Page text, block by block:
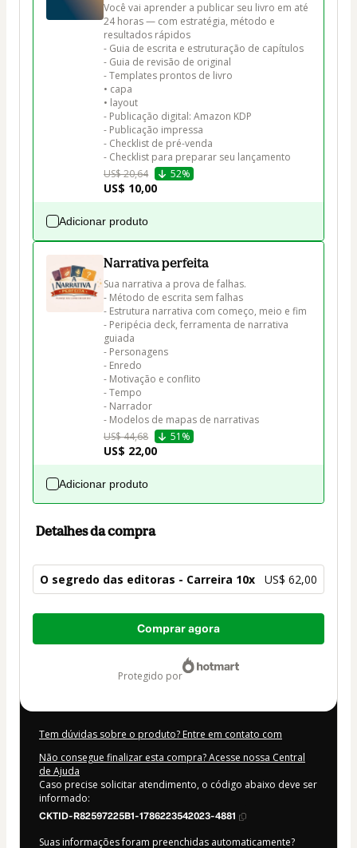
Você vai aprender a publicar seu livro em até
24 horas — com estratégia, método e
resultados rápidos
- Guia de escrita e estruturação de capítulos
- Guia de revisão de original
- Templates prontos de livro
• capa
• layout
- Publicação digital: Amazon KDP
- Publicação impressa
- Checklist de pré-venda
- Checklist para preparar seu lançamento
US$ 20,64
52%
US$ 10,00
Adicionar produto
Narrativa perfeita
Sua narrativa a prova de falhas.
- Método de escrita sem falhas
- Estrutura narrativa com começo, meio e fim
- Peripécia deck, ferramenta de narrativa
guiada
- Personagens
- Enredo
- Motivação e conflito
- Tempo
- Narrador
- Modelos de mapas de narrativas
US$ 44,68
51%
US$ 22,00
Adicionar produto
Detalhes da compra
O segredo das editoras - Carreira 10x US$ 62,00
Total
Comprar agora
protegido por
Tem dúvidas sobre o produto? Entre em contato com
Não consegue finalizar esta compra? Acesse nossa Central
de Ajuda
Caso precise solicitar atendimento, o código abaixo deve ser
informado:
CKTID-R82597225B1-1786223542023-4881
Suas informações foram preenchidas automaticamente?